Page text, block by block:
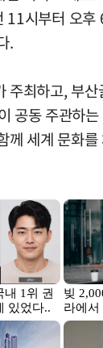
11시부터 오후
.
주최하고, 부
공동 주관하
께 세계 문화